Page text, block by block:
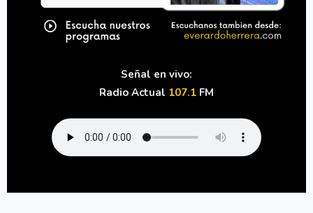
Señal en vivo:
Radio Actual 107.1 FM